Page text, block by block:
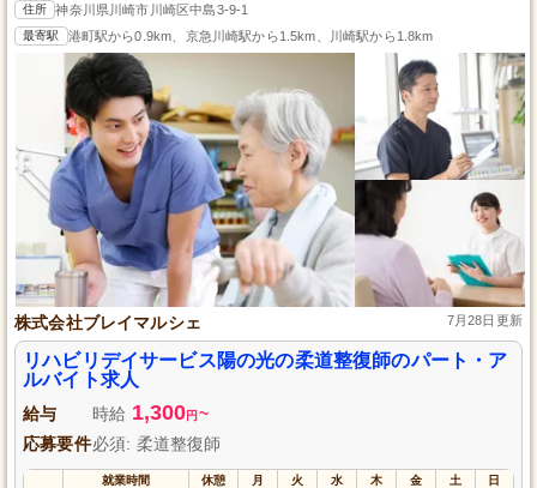
住所 神奈川県川崎市川崎区中島3-9-1
最寄駅 港町駅から0.9km、京急川崎駅から1.5km、川崎駅から1.8km
株式会社ブレイマルシェ 7月28日更新
リハビリデイサービス陽の光の柔道整復師のパート・ア
ルバイト求人
給与 時給 1,300円 ~
応募要件必須: 柔道整復師
就業時間 休憩 月 火 水 木 金 土 日